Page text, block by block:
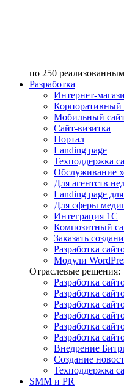
по 250
Разработка
Интернет-
Корпоративный
Мобильный
Сайт-визитка
Портал
Landing page
Техподдержка
Обслуживание
Для агентств
Landing page
Для сферы
Интеграция 1С
Композитный
Заказать
Разработка
Модули
Отраслевые решения:
Разработка
Разработка
Разработка
Разработка
Разработка
Разработка
Внедрение
Создание
Техподдержка
SMM и PR